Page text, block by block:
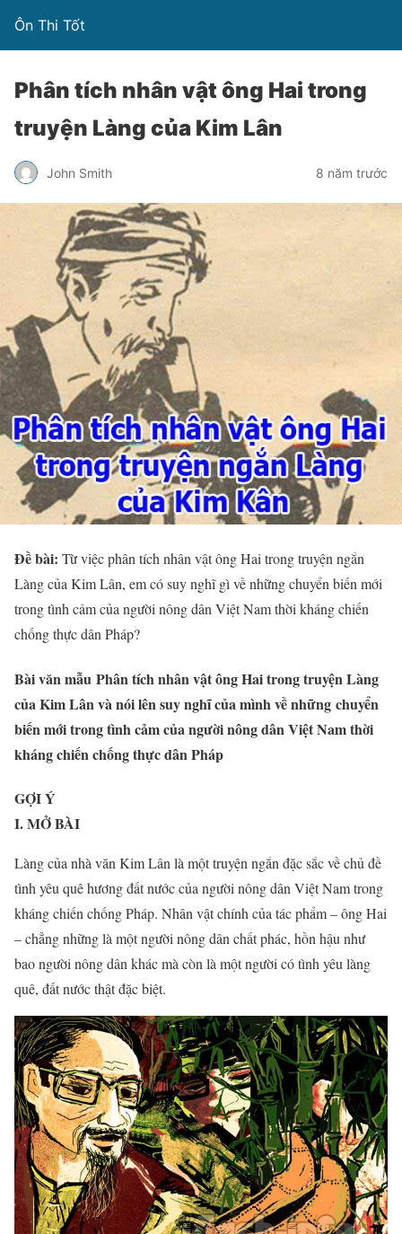
Ôn Thi Tốt
Phân tích nhân vật ông Hai trong
truyện Làng của Kim Lân
John Smith 8 năm trước
Đề bài: Từ việc phân tích nhân vật ông Hai trong truyện ngắn
Làng của Kim Lân, em có suy nghĩ gì về những chuyển biến mới
trong tình cảm của người nông dân Việt Nam thời kháng chiến
chống thực dân Pháp?
Bài văn mẫu Phân tích nhân vật ông Hai trong truyện Làng
của Kim Lân và nói lên suy nghĩ của mình về những chuyển
biến mới trong tình cảm của người nông dân Việt Nam thời
kháng chiến chống thực dân Pháp
GỢI Ý
I. MỞ BÀI
Làng của nhà văn Kim Lân là một truyện ngắn đặc sắc về chủ đề
tình yêu quê hương đất nước của người nông dân Việt Nam trong
kháng chiến chống Pháp. Nhân vật chính của tác phẩm – ông Hai
– chẳng những là một người nông dân chất phác, hồn hậu như
bao người nông dân khác mà còn là một người có tình yêu làng
quê, đất nước thật đặc biệt.